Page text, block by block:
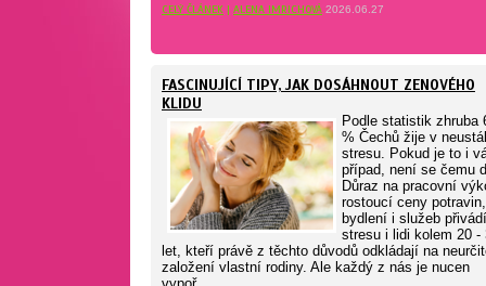
CELÝ ČLÁNEK | ALENA IMRICHOVÁ 2026.06.27
FASCINUJÍCÍ TIPY, JAK DOSÁHNOUT ZENOVÉHO
KLIDU
Podle statistik zhruba
% Čechů žije v
stresu. Pokud je to i
případ, není se čemu
Důraz na pracovní
rostoucí ceny potravin,
bydlení i služeb
stresu i lidi kolem 20 -
let, kteří právě z těchto důvodů odkládají na
založení vlastní rodiny. Ale každý z nás je nucen